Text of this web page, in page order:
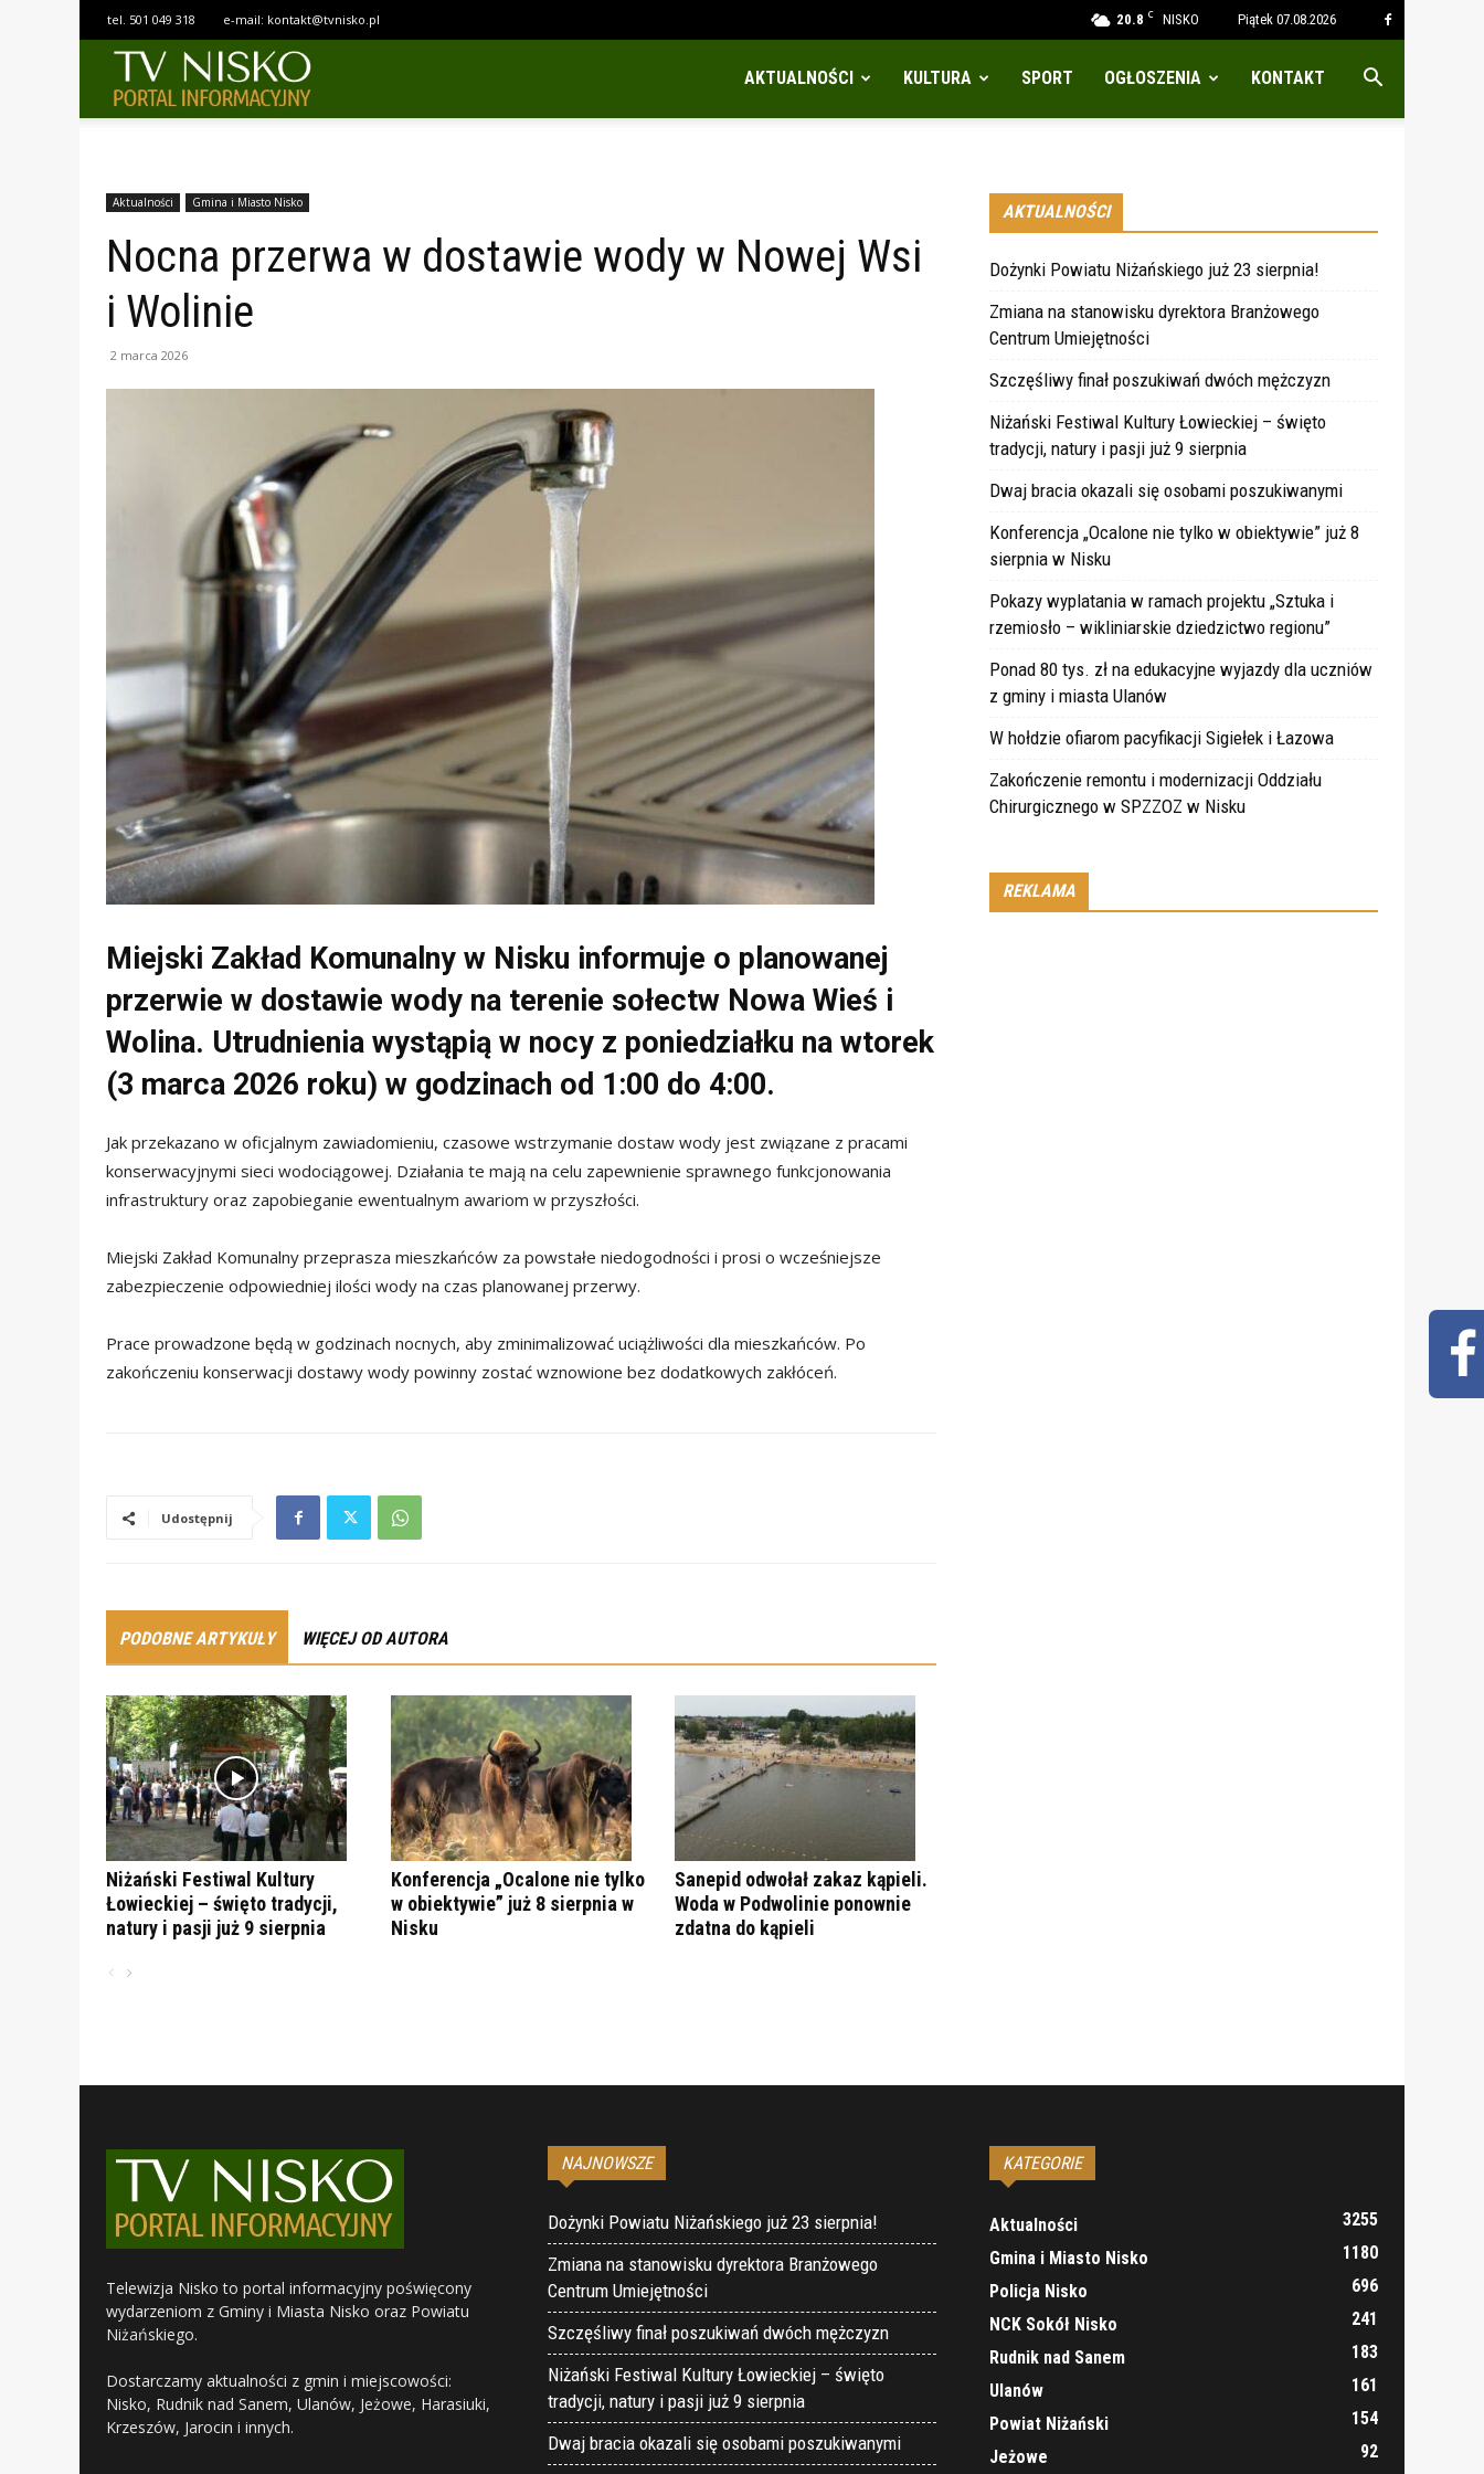
20.8 C NISKO Piątek 07.08.2026
tel. 501 049 318 e-mail: kontakt@tvnisko.pl
AKTUALNOŚCI KULTURA SPORT OGŁOSZENIA KONTAKT
Aktualności Gmina i Miasto Nisko
Nocna przerwa w dostawie wody w Nowej Wsi
i Wolinie
2 marca 2026
Miejski Zakład Komunalny w Nisku informuje o planowanej
przerwie w dostawie wody na terenie sołectw Nowa Wieś i
Wolina. Utrudnienia wystąpią w nocy z poniedziałku na wtorek
(3 marca 2026 roku) w godzinach od 1:00 do 4:00.
Jak przekazano w oficjalnym zawiadomieniu, czasowe wstrzymanie dostaw wody jest związane z pracami
konserwacyjnymi sieci wodociągowej. Działania te mają na celu zapewnienie sprawnego funkcjonowania
infrastruktury oraz zapobieganie ewentualnym awariom w przyszłości.
Miejski Zakład Komunalny przeprasza mieszkańców za powstałe niedogodności i prosi o wcześniejsze
zabezpieczenie odpowiedniej ilości wody na czas planowanej przerwy.
Prace prowadzone będą w godzinach nocnych, aby zminimalizować uciążliwości dla mieszkańców. Po
zakończeniu konserwacji dostawy wody powinny zostać wznowione bez dodatkowych zakłóceń.
Udostępnij
PODOBNE ARTYKUŁY WIĘCEJ OD AUTORA
Niżański Festiwal Kultury
Łowieckiej – święto tradycji,
natury i pasji już 9 sierpnia
Konferencja „Ocalone nie tylko
w obiektywie” już 8 sierpnia w
Nisku
Sanepid odwołał zakaz kąpieli.
Woda w Podwolinie ponownie
zdatna do kąpieli
AKTUALNOŚCI
Dożynki Powiatu Niżańskiego już 23 sierpnia!
Zmiana na stanowisku dyrektora Branżowego
Centrum Umiejętności
Szczęśliwy finał poszukiwań dwóch mężczyzn
Niżański Festiwal Kultury Łowieckiej – święto
tradycji, natury i pasji już 9 sierpnia
Dwaj bracia okazali się osobami poszukiwanymi
Konferencja „Ocalone nie tylko w obiektywie” już 8
sierpnia w Nisku
Pokazy wyplatania w ramach projektu „Sztuka i
rzemiosło – wikliniarskie dziedzictwo regionu”
Ponad 80 tys. zł na edukacyjne wyjazdy dla uczniów
z gminy i miasta Ulanów
W hołdzie ofiarom pacyfikacji Sigiełek i Łazowa
Zakończenie remontu i modernizacji Oddziału
Chirurgicznego w SPZZOZ w Nisku
REKLAMA
Telewizja Nisko to portal informacyjny poświęcony
wydarzeniom z Gminy i Miasta Nisko oraz Powiatu
Niżańskiego.
Dostarczamy aktualności z gmin i miejscowości:
Nisko, Rudnik nad Sanem, Ulanów, Jeżowe, Harasiuki,
Krzeszów, Jarocin i innych.
NAJNOWSZE
Dożynki Powiatu Niżańskiego już 23 sierpnia!
Zmiana na stanowisku dyrektora Branżowego
Centrum Umiejętności
Szczęśliwy finał poszukiwań dwóch mężczyzn
Niżański Festiwal Kultury Łowieckiej – święto
tradycji, natury i pasji już 9 sierpnia
Dwaj bracia okazali się osobami poszukiwanymi
KATEGORIE
Aktualności
3255
Gmina i Miasto Nisko
1180
Policja Nisko
696
NCK Sokół Nisko
241
Rudnik nad Sanem
183
Ulanów
161
Powiat Niżański
154
Jeżowe
92